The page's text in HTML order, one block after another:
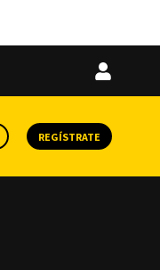
Iniciar
REGÍSTRATE